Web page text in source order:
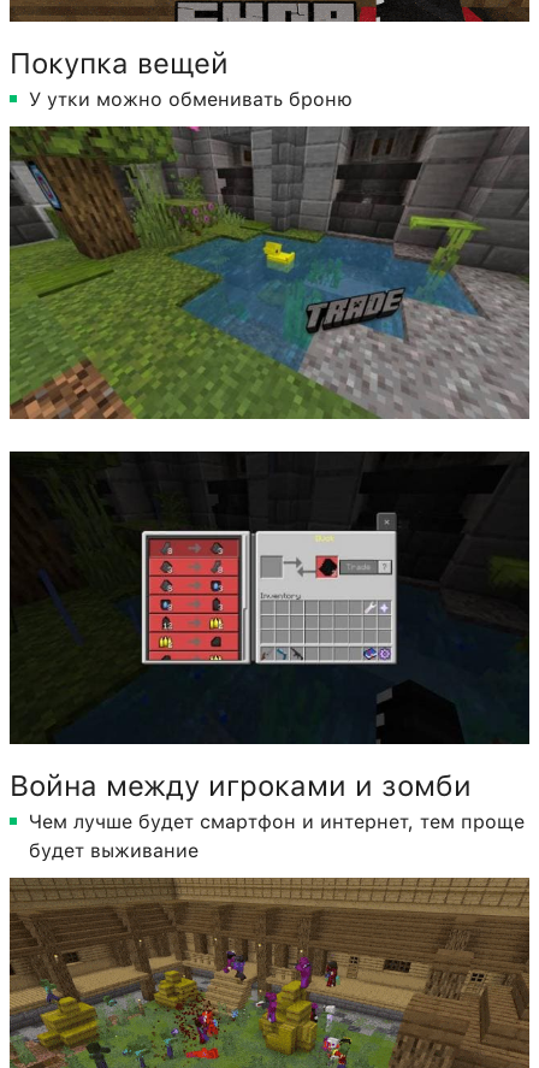
Покупка вещей
У утки можно обменивать броню
Война между игроками и зомби
Чем лучше будет смартфон и интернет, тем проще
будет выживание